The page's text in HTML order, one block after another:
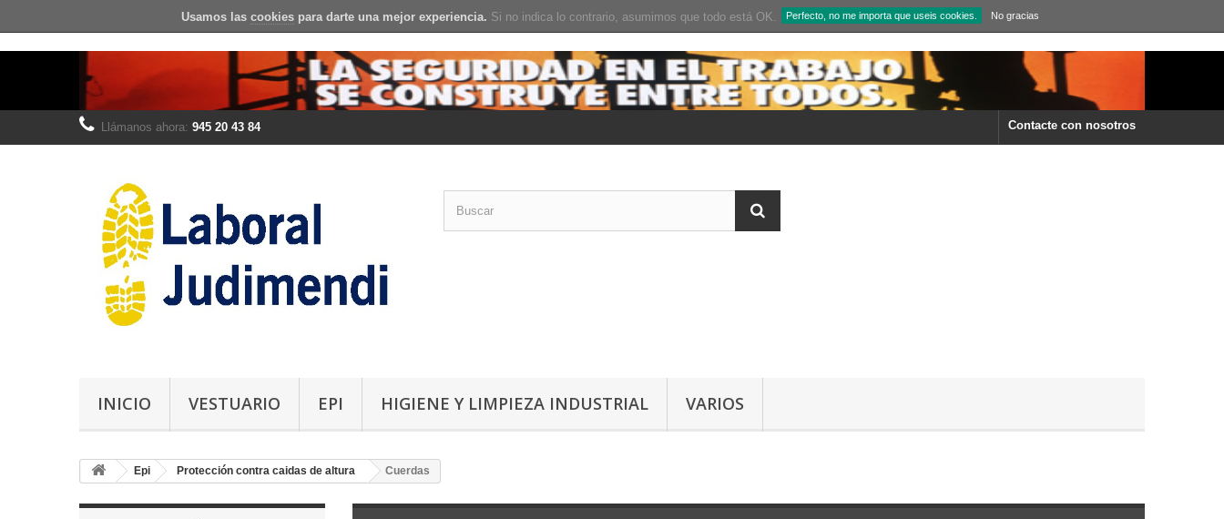
Usamos las cookiespara darte una mejor experiencia. Si no indica lo contrario, asumimos que todo está OK. Perfecto, no me importa que useis cookies. No gracias
Contacte con nosotros
Llámanos ahora: 945 20 43 84
INICIO VESTUARIO EPI HIGIENE Y LIMPIEZA INDUSTRIAL VARIOS
Epi Protección contra caidas de altura Cuerdas